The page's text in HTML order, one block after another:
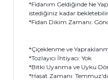
*Fidanım Geldiğinde Ne
istediğiniz kadar
*Fidan Dikim Zamanı:
*Çiçeklenme ve
*Tozlayıcı İhtiyacı: Yok
*Bitki Uyanma ve Uyku
*Hasat Zamanı: